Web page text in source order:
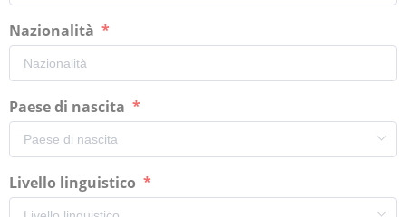
Nazionalità
Paese di nascita
Livello linguistico